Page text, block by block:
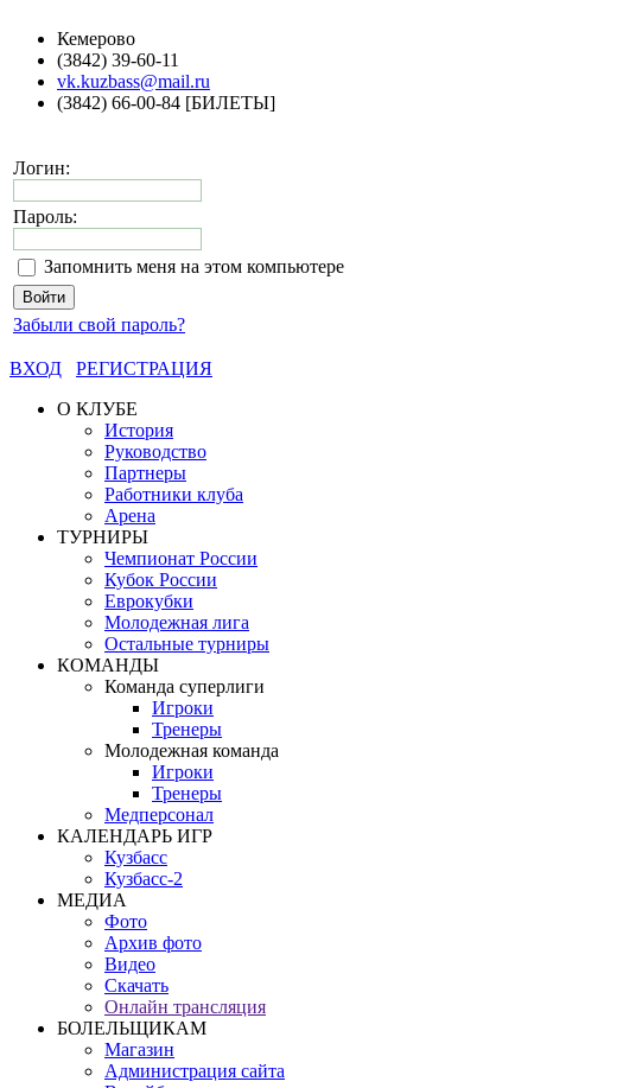
Кемерово
(3842) 39-60-11
vk.kuzbass@mail.ru
(3842) 66-00-84 [БИЛЕТЫ]
Логин:
Пароль:
Запомнить меня на этом компьютере
Забыли свой пароль?
ВХОД
РЕГИСТРАЦИЯ
О КЛУБЕ
История
Руководство
Партнеры
Работники клуба
Арена
ТУРНИРЫ
Чемпионат России
Кубок России
Еврокубки
Молодежная лига
Остальные турниры
КОМАНДЫ
Команда суперлиги
Игроки
Тренеры
Молодежная команда
Игроки
Тренеры
Медперсонал
КАЛЕНДАРЬ ИГР
Кузбасс
Кузбасс-2
МЕДИА
Фото
Архив фото
Видео
Скачать
Онлайн трансляция
БОЛЕЛЬЩИКАМ
Магазин
Администрация сайта